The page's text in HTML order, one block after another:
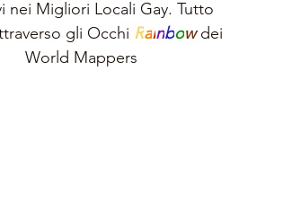
nei Migliori Locali Gay. Tutto
gli Occhi Rainbow dei
World Mappers